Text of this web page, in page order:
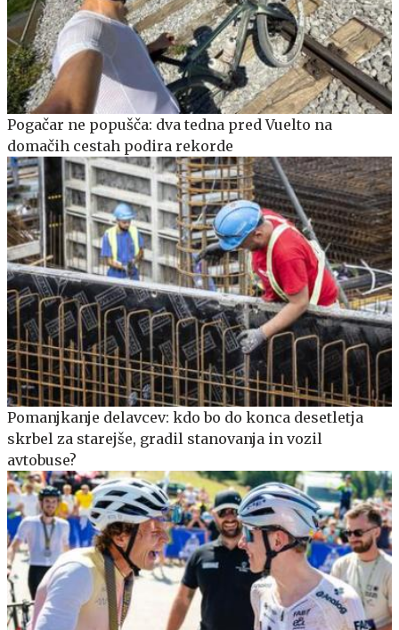
Pogačar ne popušča: dva tedna pred Vuelto na
domačih cestah podira rekorde
Pomanjkanje delavcev: kdo bo do konca desetletja
skrbel za starejše, gradil stanovanja in vozil
avtobuse?